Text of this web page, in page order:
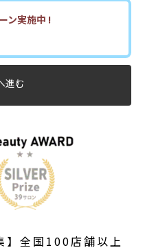
ン実施中 !
進む
】全国100店舗以上